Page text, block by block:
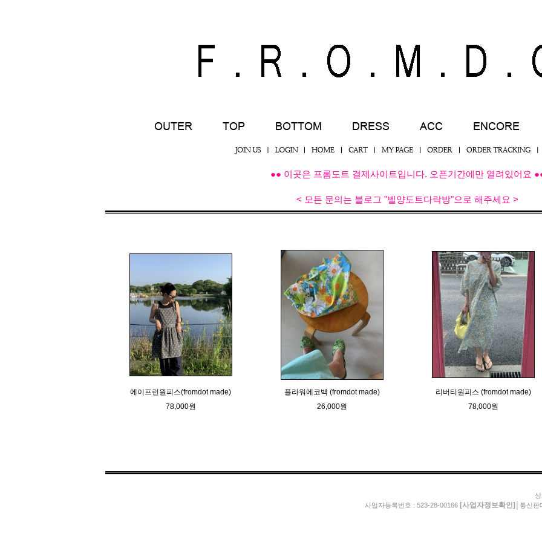
●● 이곳은 프롬도트 결제사이트입니다. 오픈기간에만 열려있어요
< 모든 문의는 블로그 "벨양도트다락방"으로 해주세요 >
에이프런원피스(fromdot made)
78,000원
플라워에코백 (fromdot made)
26,000원
리버티원피스 (fromdot made)
78,000원
사업자등록번호 : 523-28-00166 [사업자정보확인] │통신